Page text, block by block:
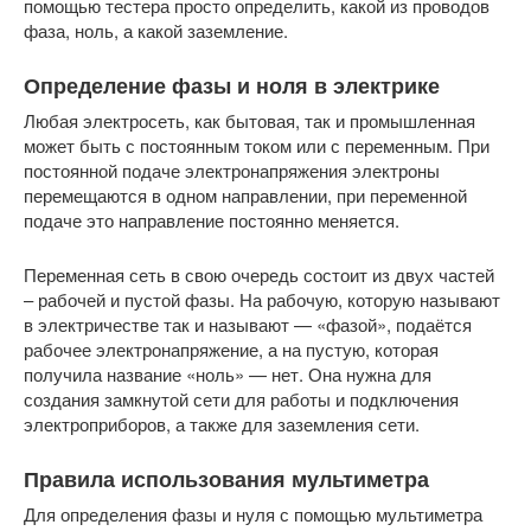
помощью тестера просто определить, какой из проводов
фаза, ноль, а какой заземление.
Определение фазы и ноля в электрике
Любая электросеть, как бытовая, так и промышленная
может быть с постоянным током или с переменным. При
постоянной подаче электронапряжения электроны
перемещаются в одном направлении, при переменной
подаче это направление постоянно меняется.
Переменная сеть в свою очередь состоит из двух частей
– рабочей и пустой фазы. На рабочую, которую называют
в электричестве так и называют — «фазой», подаётся
рабочее электронапряжение, а на пустую, которая
получила название «ноль» — нет. Она нужна для
создания замкнутой сети для работы и подключения
электроприборов, а также для заземления сети.
Правила использования мультиметра
Для определения фазы и нуля с помощью мультиметра